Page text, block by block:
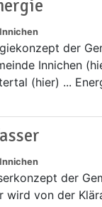
der
Innichen
(hier) ...
der
wird von der